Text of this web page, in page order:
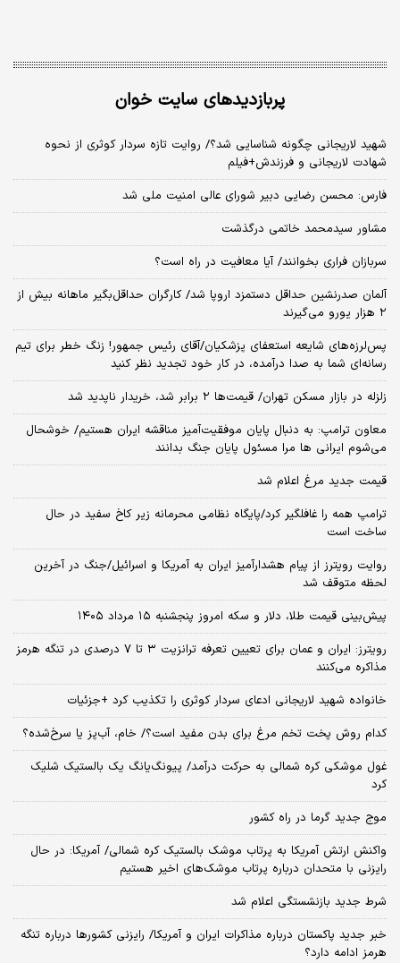
پربازدیدهای سایت خوان
شهید لاریجانی چگونه شناسایی شد؟/ روایت تازه سردار کوثری از نحوه
شهادت لاریجانی و فرزندش+فیلم
فارس: محسن رضایی دبیر شورای عالی امنیت ملی شد
مشاور سیدمحمد خاتمی درگذشت
سربازان فراری بخوانند/ آیا معافیت در راه است؟
آلمان صدرنشین حداقل دستمزد اروپا شد/ کارگران حداقل‌بگیر ماهانه بیش از
۲ هزار یورو می‌گیرند
پس‌لرزه‌های شایعه استعفای پزشکیان/آقای رئیس جمهور! زنگ خطر برای تیم
رسانه‌ای شما به صدا درآمده، در کار خود تجدید نظر کنید
زلزله در بازار مسکن تهران/ قیمت‌ها ۲ برابر شد، خریدار ناپدید شد
معاون ترامپ: به دنبال پایان موفقیت‌آمیز مناقشه ایران هستیم/ خوشحال
می‌شوم ایرانی ها مرا مسئول پایان جنگ بدانند
قیمت جدید مرغ اعلام شد
ترامپ همه را غافلگیر کرد/پایگاه نظامی محرمانه زیر کاخ سفید در حال
ساخت است
روایت رویترز از پیام هشدارآمیز ایران به آمریکا و اسرائیل/جنگ در آخرین
لحظه متوقف شد
پیش‌بینی قیمت طلا، دلار و سکه امروز پنجشنبه ۱۵ مرداد ۱۴۰۵
رویترز: ایران و عمان برای تعیین تعرفه ترانزیت ۳ تا ۷ درصدی در تنگه هرمز
مذاکره می‌کنند
خانواده شهید لاریجانی ادعای سردار کوثری را تکذیب کرد +جزئیات
کدام روش پخت تخم مرغ برای بدن مفید است؟/ خام، آب‌پز یا سرخ‌شده؟
غول موشکی کره شمالی به حرکت درآمد/ پیونگ‌یانگ یک بالستیک شلیک
کرد
موج جدید گرما در راه کشور
واکنش ارتش آمریکا به پرتاب موشک بالستیک کره شمالی/ آمریکا: در حال
رایزنی با متحدان درباره پرتاب موشک‌های اخیر هستیم
شرط جدید بازنشستگی اعلام شد
خبر جدید پاکستان درباره مذاکرات ایران و آمریکا/ رایزنی کشورها درباره تنگه
هرمز ادامه دارد؟